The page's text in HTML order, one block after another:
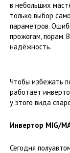
в небольших
только выбор
параметров.
прожогам, порам.
надёжность.
Чтобы избежать
работает
у этого вида
Инвертор MIG/
Сегодня